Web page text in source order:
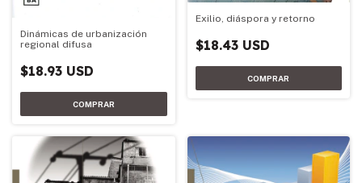
Dinámicas de urbanización
regional difusa
$18.93 USD
Exilio, diáspora y retorno
$18.43 USD